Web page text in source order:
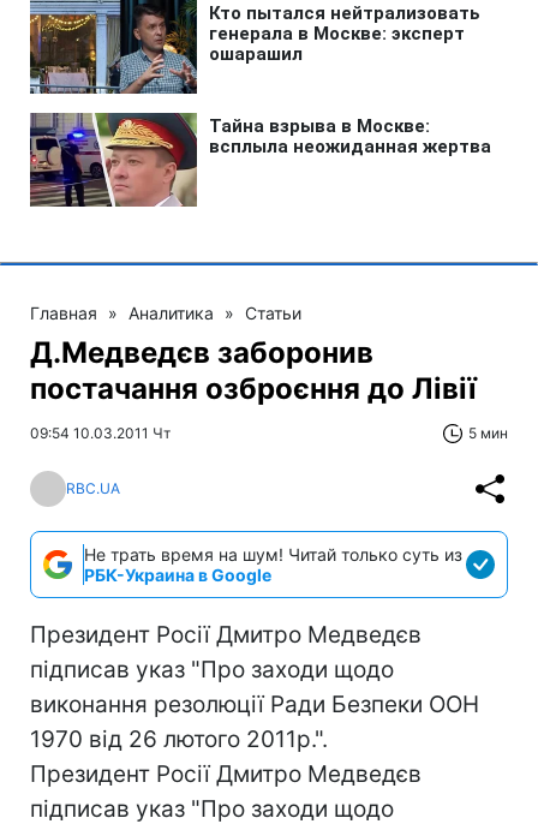
Главная » Аналитика » Статьи
Д.Медведєв заборонив
постачання озброєння до Лівії
09:54 10.03.2011 Чт 5 мин
RBC.UA
Не трать время на шум! Читай только суть из
РБК-Украина в Google
Президент Росії Дмитро Медведєв
підписав указ "Про заходи щодо
виконання резолюції Ради Безпеки ООН
1970 від 26 лютого 2011р.".
Президент Росії Дмитро Медведєв
підписав указ "Про заходи щодо